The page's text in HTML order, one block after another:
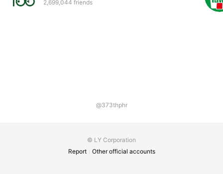
2,699,044 friends
@373thphr
© LY Corporation
Report
Other official accounts